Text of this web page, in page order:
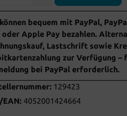
bequem mit PayPal,
oder Apple Pay bezahlen.
Lastschrift sowie
zur Verfügung –
bei PayPal erforderlich.
129423
EAN: 4052001424664